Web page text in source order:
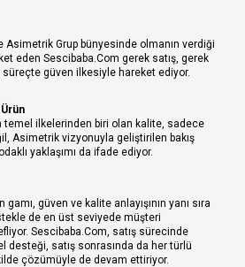
Asimetrik Grup bünyesinde olmanın verdiği
eden Sescibaba.Com gerek satış, gerek
süreçte güven ilkesiyle hareket ediyor.
temel ilkelerinden biri olan kalite, sadece
Asimetrik vizyonuyla geliştirilen bakış
yaklaşımı da ifade ediyor.
güven ve kalite anlayışının yanı sıra
de en üst seviyede müşteri
Sescibaba.Com, satış sürecinde
desteği, satış sonrasında da her türlü
çözümüyle de devam ettiriyor.